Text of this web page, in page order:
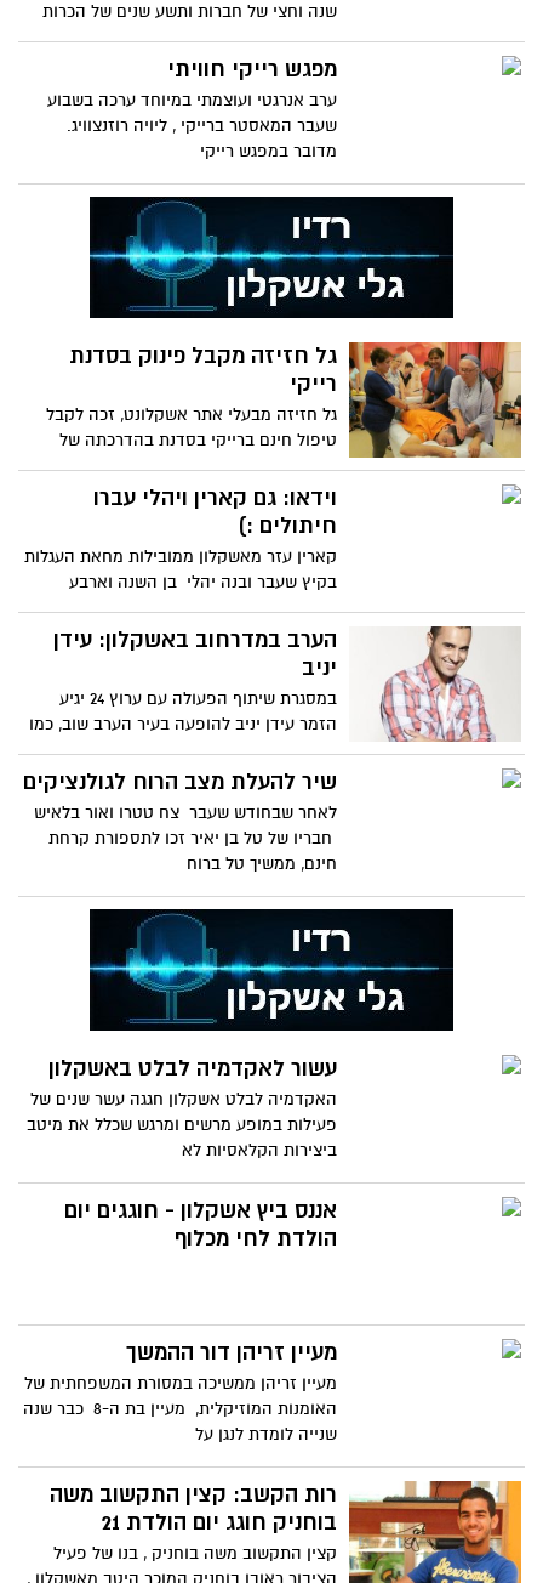
שנה וחצי של חברות ותשע שנים של הכרות
הציע ברק לאתי הנרגשת הצעת
מפגש רייקי חוויתי
ערב אנרגטי ועוצמתי במיוחד ערכה בשבוע
שעבר המאסטר ברייקי , ליויה רוזנצוויג.
מדובר במפגש רייקי
גל חזיזה מקבל פינוק בסדנת
רייקי
גל חזיזה מבעלי אתר אשקלונט, זכה לקבל
טיפול חינם ברייקי בסדנת בהדרכתה של
המסטרית ליויה רוזנצוויג
וידאו: גם קארין ויהלי עברו
חיתולים :)
קארין עזר מאשקלון ממובילות מחאת העגלות
בקיץ שעבר ובנה יהלי בן השנה וארבע
חודשים נבחרו להוביל
הערב במדרחוב באשקלון: עידן
יניב
במסגרת שיתוף הפעולה עם ערוץ 24 יגיע
הזמר עידן יניב להופעה בעיר הערב שוב, כמו
בכל יום רביעי, הולך
שיר להעלת מצב הרוח לגולנציקים
לאחר שבחודש שעבר צח טטרו ואור בלאיש
חבריו של טל בן יאיר זכו לתספורת קרחת
חינם, ממשיך טל ברוח
עשור לאקדמיה לבלט באשקלון
האקדמיה לבלט אשקלון חגגה עשר שנים של
פעילות במופע מרשים ומרגש שכלל את מיטב
ביצירות הקלאסיות לא
אננס ביץ אשקלון - חוגגים יום
הולדת לחי מכלוף
מעיין זריהן דור ההמשך
מעיין זריהן ממשיכה במסורת המשפחתית של
האומנות המוזיקלית, מעיין בת ה-8 כבר שנה
שנייה לומדת לנגן על
רות הקשב: קצין התקשוב משה
בוחניק חוגג יום הולדת 21
קצין התקשוב משה בוחניק , בנו של פעיל
הציבור ראובן בוחניק המוכר היטב מאשקלון ,